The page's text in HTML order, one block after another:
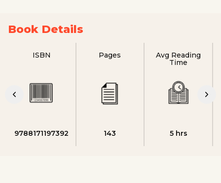
Book Details
ISBN
9788171197392
Pages
143
Avg Reading
Time
5 hrs